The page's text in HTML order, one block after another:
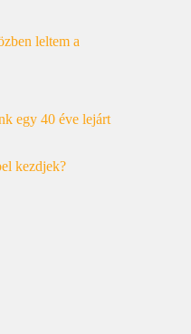
leltem a
egy 40 éve lejárt
kezdjek?